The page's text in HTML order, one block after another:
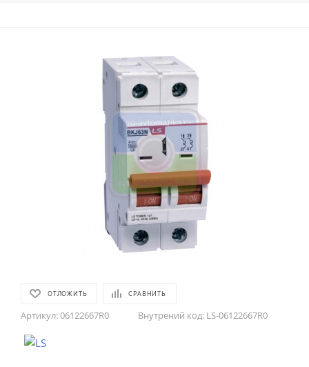
ОТЛОЖИТЬ СРАВНИТЬ
Артикул:06122667R0 Внутрений код: LS-06122667R0